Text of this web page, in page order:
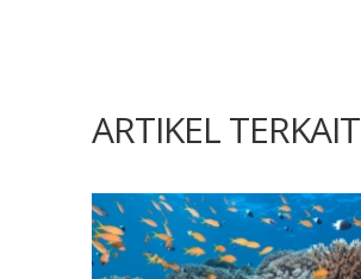
ARTIKEL TERKAIT